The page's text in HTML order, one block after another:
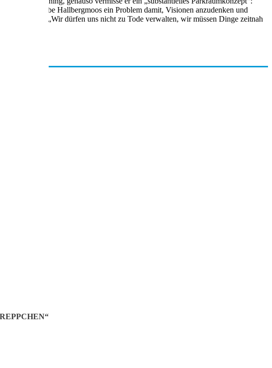
Generell habe Hallbergmoos ein Problem damit, Visionen anzudenken und
verlangt: „Wir dürfen uns nicht zu Tode verwalten, wir müssen Dinge zeitnah